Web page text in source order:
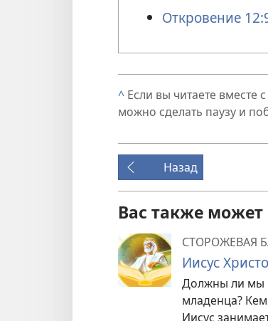
Откровение
^ Если вы читаете вместе
можно сделать паузу и
Назад
Вас также может
СТОРОЖЕВАЯ
Иисус
Должны ли мы
младенца?
Иисус